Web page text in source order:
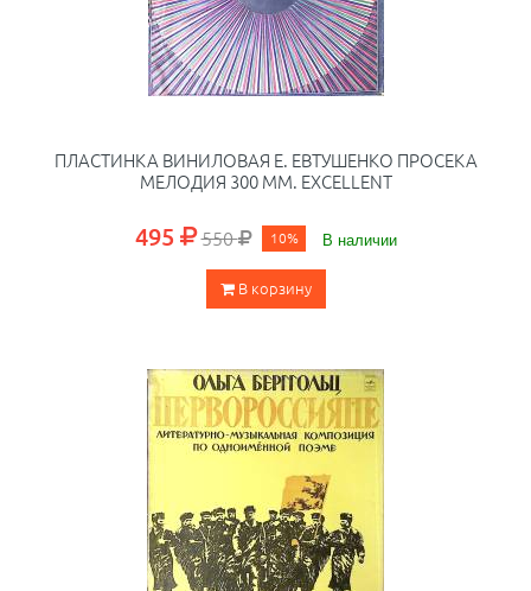
ПЛАСТИНКА ВИНИЛОВАЯ Е. ЕВТУШЕНКО ПРОСЕКА
МЕЛОДИЯ 300 ММ. EXCELLENT
495 550 10% В наличии
В корзину